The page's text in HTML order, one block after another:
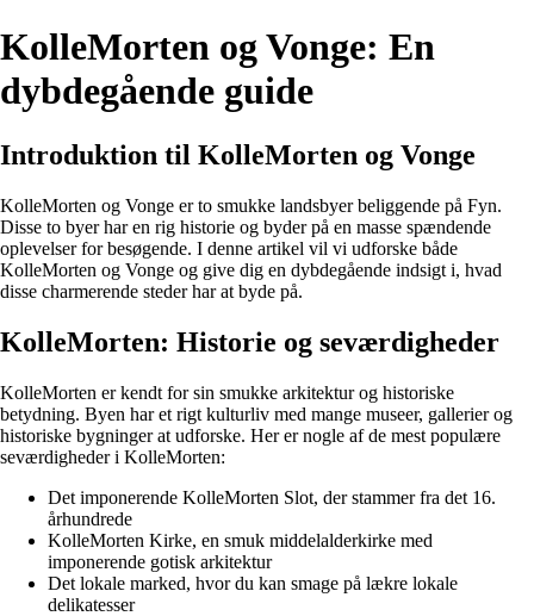
KolleMorten og Vonge: En
dybdegående guide
Introduktion til KolleMorten og Vonge
KolleMorten og Vonge er to smukke landsbyer beliggende på Fyn.
Disse to byer har en rig historie og byder på en masse spændende
oplevelser for besøgende. I denne artikel vil vi udforske både
KolleMorten og Vonge og give dig en dybdegående indsigt i, hvad
disse charmerende steder har at byde på.
KolleMorten: Historie og seværdigheder
KolleMorten er kendt for sin smukke arkitektur og historiske
betydning. Byen har et rigt kulturliv med mange museer, gallerier og
historiske bygninger at udforske. Her er nogle af de mest populære
seværdigheder i KolleMorten:
Det imponerende KolleMorten Slot, der stammer fra det 16.
århundrede
KolleMorten Kirke, en smuk middelalderkirke med
imponerende gotisk arkitektur
Det lokale marked, hvor du kan smage på lækre lokale
delikatesser